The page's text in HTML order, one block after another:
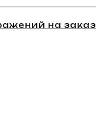
на заказ